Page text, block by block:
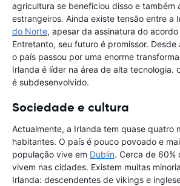
agricultura se beneficiou disso e também
estrangeiros. Ainda existe tensão entre a
do Norte, apesar da assinatura do
Entretanto, seu futuro é promissor.
o país passou por uma enorme
Irlanda é líder na área de alta tecnologia.
é subdesenvolvido.
Sociedade e cultura
Actualmente, a Irlanda tem quase quatro
habitantes. O país é pouco povoado e
população vive em Dublin. Cerca de 60%
vivem nas cidades. Existem muitas
Irlanda: descendentes de vikings e